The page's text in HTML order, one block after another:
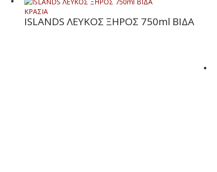
ΚΡΑΣΙΑ
ISLANDS ΛΕΥΚΟΣ ΞΗΡΟΣ 750ml ΒΙΔΑ